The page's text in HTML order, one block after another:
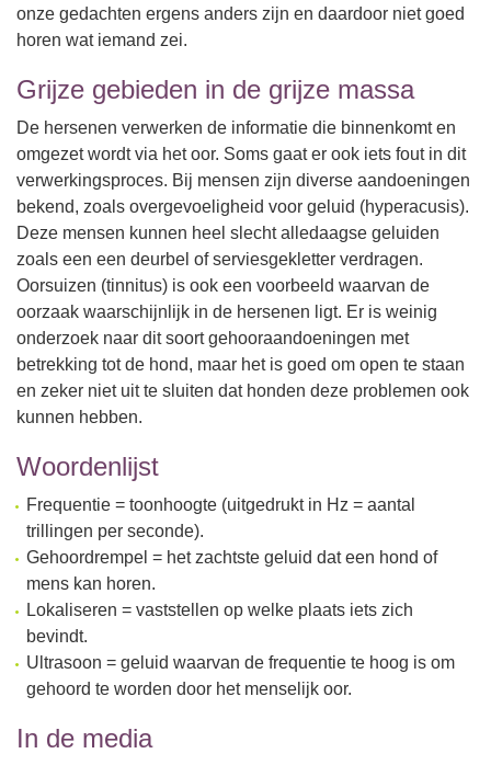
onze gedachten ergens anders zijn en daardoor niet goed
horen wat iemand zei.
Grijze gebieden in de grijze massa
De hersenen verwerken de informatie die binnenkomt en
omgezet wordt via het oor. Soms gaat er ook iets fout in dit
verwerkingsproces. Bij mensen zijn diverse aandoeningen
bekend, zoals overgevoeligheid voor geluid (hyperacusis).
Deze mensen kunnen heel slecht alledaagse geluiden
zoals een een deurbel of serviesgekletter verdragen.
Oorsuizen (tinnitus) is ook een voorbeeld waarvan de
oorzaak waarschijnlijk in de hersenen ligt. Er is weinig
onderzoek naar dit soort gehooraandoeningen met
betrekking tot de hond, maar het is goed om open te staan
en zeker niet uit te sluiten dat honden deze problemen ook
kunnen hebben.
Woordenlijst
Frequentie = toonhoogte (uitgedrukt in Hz = aantal
trillingen per seconde).
Gehoordrempel = het zachtste geluid dat een hond of
mens kan horen.
Lokaliseren = vaststellen op welke plaats iets zich
bevindt.
Ultrasoon = geluid waarvan de frequentie te hoog is om
gehoord te worden door het menselijk oor.
In de media